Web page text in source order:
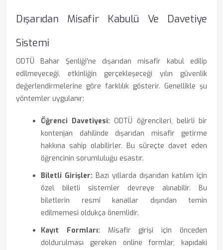
Dışarıdan Misafir Kabulü Ve Davetiye
Sistemi
ODTÜ Bahar Şenliği'ne dışarıdan misafir kabul edilip
edilmeyeceği, etkinliğin gerçekleşeceği yılın güvenlik
değerlendirmelerine göre farklılık gösterir. Genellikle şu
yöntemler uygulanır:
Öğrenci Davetiyesi: ODTÜ öğrencileri, belirli bir
kontenjan dahilinde dışarıdan misafir getirme
hakkına sahip olabilirler. Bu süreçte davet eden
öğrencinin sorumluluğu esastır.
Biletli Girişler: Bazı yıllarda dışarıdan katılım için
özel biletli sistemler devreye alınabilir. Bu
biletlerin resmi kanallar dışından temin
edilmemesi oldukça önemlidir.
Kayıt Formları: Misafir girişi için önceden
doldurulması gereken online formlar, kapıdaki